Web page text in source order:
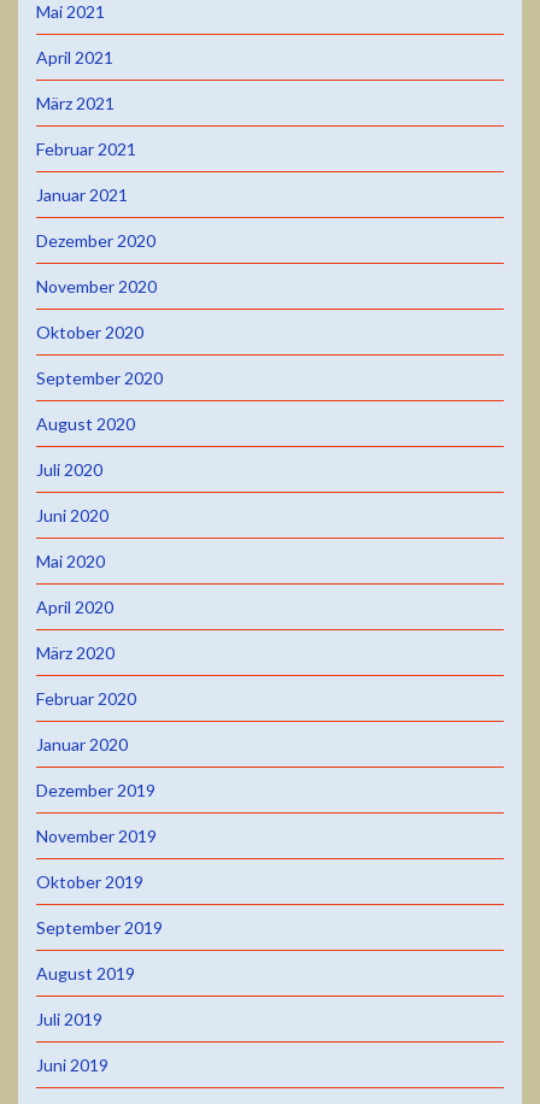
Mai 2021
April 2021
März 2021
Februar 2021
Januar 2021
Dezember 2020
November 2020
Oktober 2020
September 2020
August 2020
Juli 2020
Juni 2020
Mai 2020
April 2020
März 2020
Februar 2020
Januar 2020
Dezember 2019
November 2019
Oktober 2019
September 2019
August 2019
Juli 2019
Juni 2019